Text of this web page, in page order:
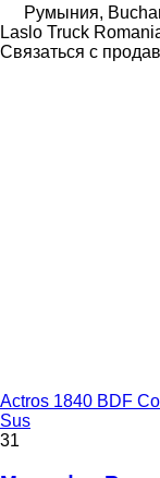
Румыния,
Laslo Truck
Связаться с
Actros 1840 BDF
Sus
31